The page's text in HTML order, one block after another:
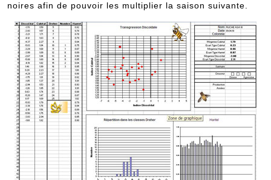
noires afin de pouvoir les multiplier la saison suivante.